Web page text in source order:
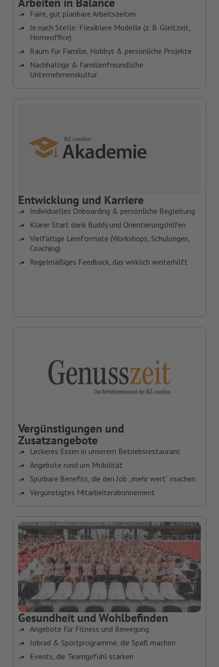
Faire, gut planbare Arbeitszeiten
Je nach Stelle: Flexiblere Modelle (z. B. Gleitzeit,
Homeoffice)
Raum für Familie, Hobbys & persönliche Projekte
Nachhaltige & familienfreundliche
Unternehmenskultur
Entwicklung und Karriere
Individuelles Onboarding & persönliche Begleitung
Klarer Start dank Buddy und Orientierungshilfen
Vielfältige Lernformate (Workshops, Schulungen,
Coaching)
Regelmäßiges Feedback, das wirklich weiterhilft
Vergünstigungen und
Zusatzangebote
Leckeres Essen in unserem Betriebsrestaurant
Angebote rund um Mobilität
Spürbare Benefits, die den Job „mehr wert“ machen
Vergünstigtes Mitarbeiterabonnement
Gesundheit und Wohlbefinden
Angebote für Fitness und Bewegung
Jobrad & Sportprogramme, die Spaß machen
Events, die Teamgefühl stärken